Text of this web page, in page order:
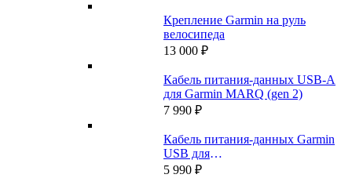
Крепление Garmin на руль
велосипеда
13 000 ₽
Кабель питания-данных USB-A
для Garmin MARQ (gen 2)
7 990 ₽
Кабель питания-данных Garmin
USB для
Fenix/Quatix/Tactix/Forerunner/Venu
5 990 ₽